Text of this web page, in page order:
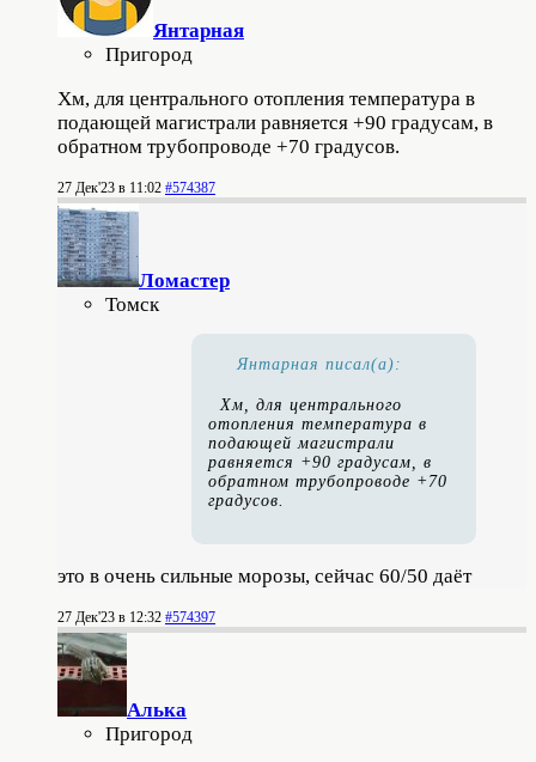
Янтарная
Пригород
Хм, для центрального отопления температура в
подающей магистрали равняется +90 градусам, в
обратном трубопроводе +70 градусов.
27 Дек'23 в 11:02 #574387
Ломастер
Томск
Янтарная писал(а):
Хм, для центрального
отопления температура в
подающей магистрали
равняется +90 градусам, в
обратном трубопроводе +70
градусов.
это в очень сильные морозы, сейчас 60/50 даёт
27 Дек'23 в 12:32 #574397
Алька
Пригород